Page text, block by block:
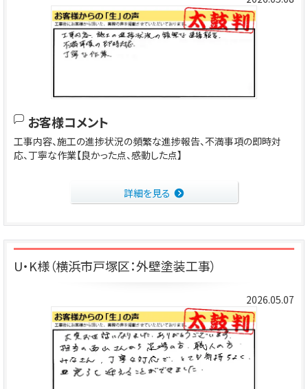
お客様コメント
工事内容、施工の進捗状況の頻繁な進捗報告、不満事項の即時対
応、丁寧な作業【良かった点、感動した点】
詳細を見る
U・K様（横浜市戸塚区：外壁塗装工事）
2026.05.07